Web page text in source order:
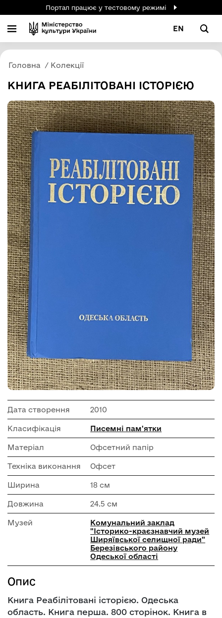
Портал працює у тестовому режимі
EN
Головна Колекції
КНИГА РЕАБІЛІТОВАНІ ІСТОРІЄЮ
Дата створення 2010
Класифікація Писемні пам'ятки
Матеріал Офсетний папір
Техніка виконання Офсет
Ширина 18 см
Довжина 24.5 см
Музей
Комунальний заклад
"Історико-краєзнавчий музей
Ширяївської селищної ради"
Березівського району
Одеської області
Опис
Книга Реабілітовані історією. Одеська
область. Книга перша. 800 сторінок. Книга в